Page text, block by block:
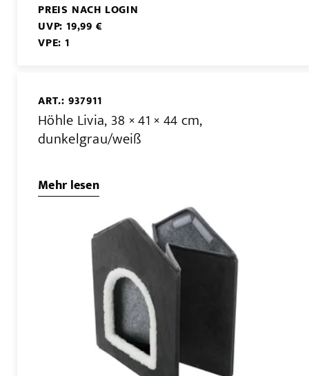
PREIS NACH LOGIN
UVP: 19,99 €
VPE: 1
ART.: 937911
Höhle Livia, 38 × 41 × 44 cm,
dunkelgrau/weiß
Mehr lesen